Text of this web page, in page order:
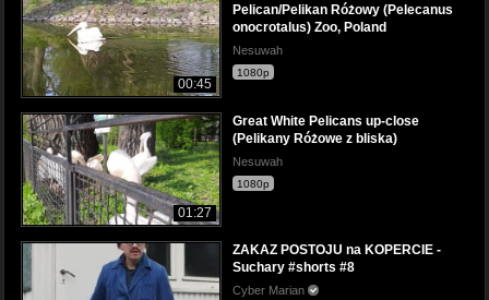
00:45
Pelican/Pelikan Różowy (Pelecanus
onocrotalus) Zoo, Poland
Nesuwah
1080p
01:27
Great White Pelicans up-close
(Pelikany Różowe z bliska)
Nesuwah
1080p
ZAKAZ POSTOJU na KOPERCIE -
Suchary #shorts #8
Cyber Marian